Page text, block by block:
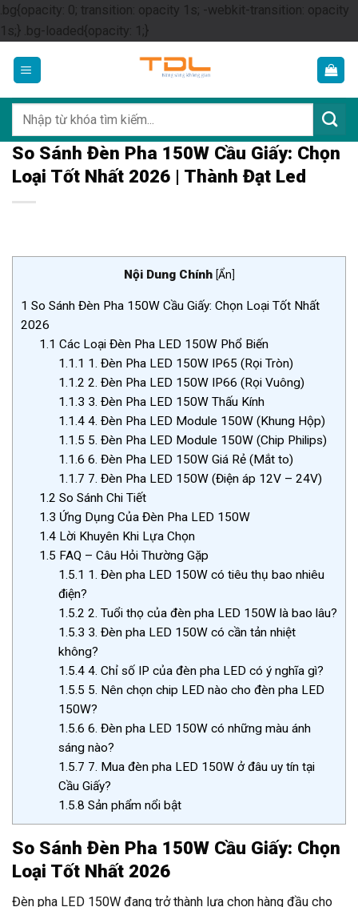
.bg{opacity: 0; transition: opacity 1s; -webkit-transition: opacity
1s;} .bg-loaded{opacity: 1;}Skip
content
kiếm:
So Sánh Đèn Pha 150W Cầu Giấy: Chọn
Loại Tốt Nhất 2026 | Thành Đạt Led
Nội Dung Chính [Ẩn]
1 So Sánh Đèn Pha 150W Cầu Giấy: Chọn Loại Tốt Nhất
2026
1.1 Các Loại Đèn Pha LED 150W Phổ Biến
1.1.1 1. Đèn Pha LED 150W IP65 (Rọi Tròn)
1.1.2 2. Đèn Pha LED 150W IP66 (Rọi Vuông)
1.1.3 3. Đèn Pha LED 150W Thấu Kính
1.1.44. Đèn Pha LED Module 150W (Khung Hộp)
1.1.5 5. Đèn Pha LED Module 150W (Chip Philips)
1.1.6 6. Đèn Pha LED 150W Giá Rẻ (Mắt to)
1.1.7 7. Đèn Pha LED 150W (Điện áp 12V – 24V)
1.2 So Sánh Chi Tiết
1.3 Ứng Dụng Của Đèn Pha LED 150W
1.4 Lời Khuyên Khi Lựa Chọn
1.5 FAQ – Câu Hỏi Thường Gặp
1.5.1 1. Đèn pha LED 150W có tiêu thụ bao nhiêu
điện?
1.5.2 2. Tuổi thọ của đèn pha LED 150W là bao lâu?
1.5.3 3. Đèn pha LED 150W có cần tản nhiệt
không?
1.5.44. Chỉ số IP của đèn pha LED có ý nghĩa gì?
1.5.5 5. Nên chọn chip LED nào cho đèn pha LED
150W?
1.5.6 6. Đèn pha LED 150W có những màu ánh
sáng nào?
1.5.7 7. Mua đèn pha LED 150W ở đâu uy tín tại
Cầu Giấy?
1.5.8 Sản phẩm nổi bật
So Sánh Đèn Pha 150W Cầu Giấy: Chọn
Loại Tốt Nhất 2026
Đèn pha LED 150W đang trở thành lựa chọn hàng đầu cho